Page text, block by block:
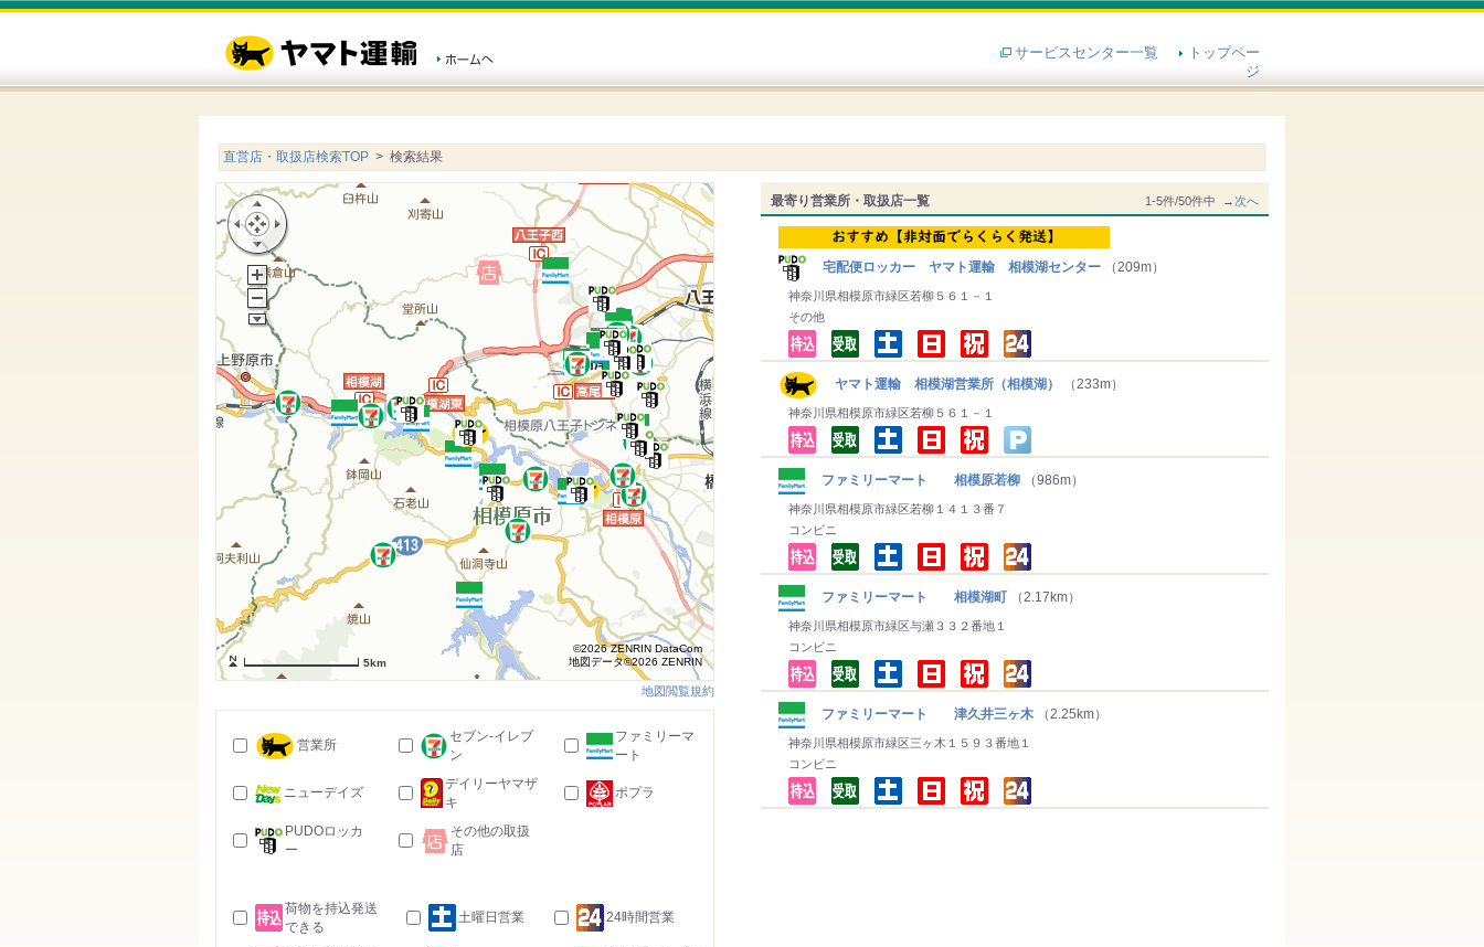
サービスセンター一覧
トップペー
ジ
直営店・取扱店検索TOP > 検索結果
最寄り営業所・取扱店一覧 1-5件/50件中 →次へ
宅配便ロッカー ヤマト運輸 相模湖センター （209m）
神奈川県相模原市緑区若柳５６１－１
その他
ヤマト運輸 相模湖営業所（相模湖） （233m）
神奈川県相模原市緑区若柳５６１－１
ファミリーマート 相模原若柳 （986m）
神奈川県相模原市緑区若柳１４１３番７
コンビニ
ファミリーマート 相模湖町 （2.17km）
神奈川県相模原市緑区与瀬３３２番地１
コンビニ
ファミリーマート 津久井三ヶ木 （2.25km）
神奈川県相模原市緑区三ヶ木１５９３番地１
コンビニ
5km
©2026 ZENRIN DataCom
地図データ©2026 ZENRIN
地図閲覧規約
営業所
セブン-イレブ
ン
ファミリーマ
ート
ニューデイズ
デイリーヤマザ
キ
ポプラ
PUDOロッカ
ー
その他の取扱
店
荷物を持込発送
できる
土曜日営業 24時間営業